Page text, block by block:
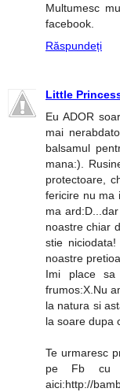
Multumesc
facebook.
Răspundeți
Little
Eu ADOR
mai
balsamul
mana:).
protectoare,
fericire nu ma
ma
noastre chiar
stie
noastre
Imi place
frumos:X.Nu
la natura si
la soare dupa
Te urmaresc
pe Fb cu
aici:http://